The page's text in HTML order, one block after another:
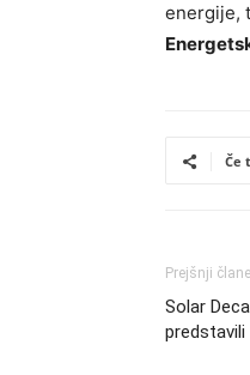
energije,
Če
Prejšnji
Solar
predstavili